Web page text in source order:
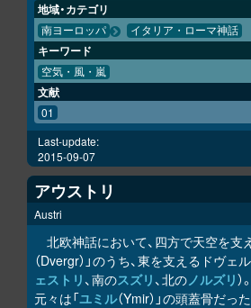
地域・カテゴリ
南ヨーロッパ イタリア・ローマ神話
キーワード
空気・風・嵐
文献
01
Last-update:
2015-09-07
アウストリ
Austri
北欧神話において、四方で天空を支
（Dvergr）」のうち、東を支えるドヴェ
ェストリ 、南のスズリ 、北のノルズリ
元々は「ユミル（Ymir）」の頭蓋骨だった